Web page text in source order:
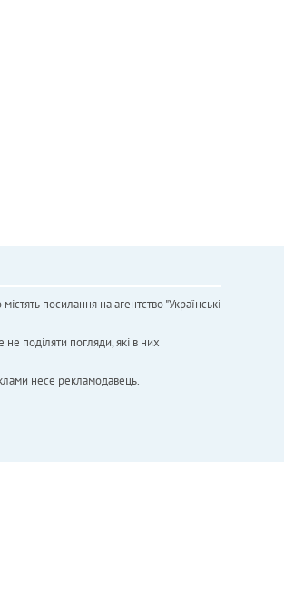
посилання на агентство "Українськi
поділяти погляди, які в них
несе рекламодавець.